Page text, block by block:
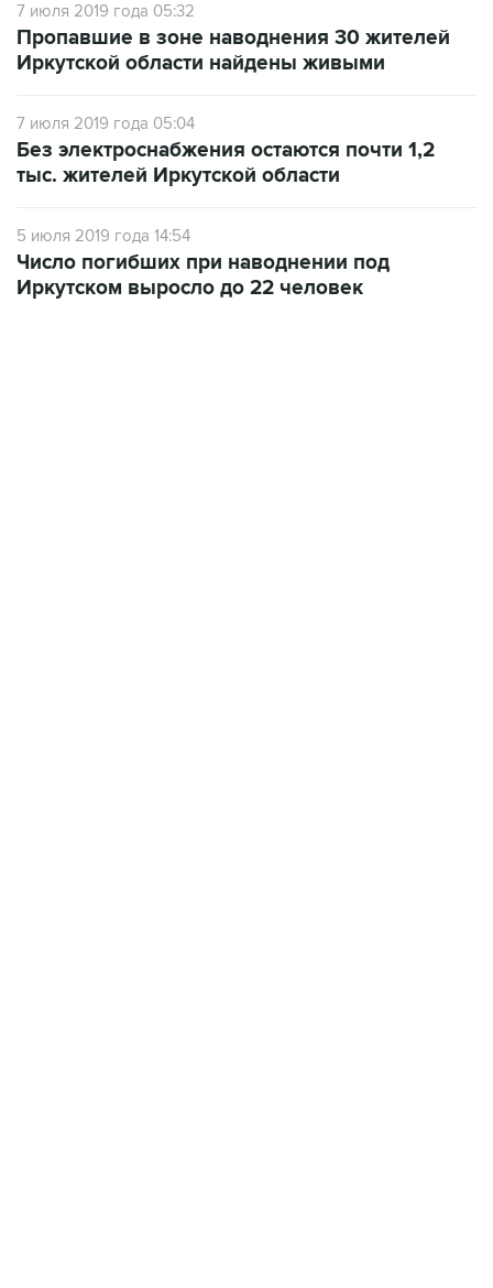
Иркутской области найдены живыми
7 июля 2019 года 05:04
тыс. жителей Иркутской области
5 июля 2019 года 14:54
Иркутском выросло до 22 человек